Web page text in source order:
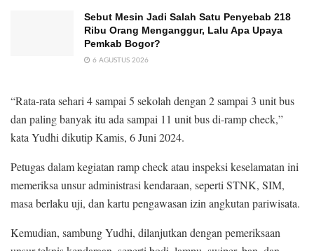
Sebut Mesin Jadi Salah Satu Penyebab 218
Ribu Orang Menganggur, Lalu Apa Upaya
Pemkab Bogor?
6 AGUSTUS 2026
“Rata-rata sehari 4 sampai 5 sekolah dengan 2 sampai 3 unit bus
dan paling banyak itu ada sampai 11 unit bus di-ramp check,”
kata Yudhi dikutip Kamis, 6 Juni 2024.
Petugas dalam kegiatan ramp check atau inspeksi keselamatan ini
memeriksa unsur administrasi kendaraan, seperti STNK, SIM,
masa berlaku uji, dan kartu pengawasan izin angkutan pariwisata.
Kemudian, sambung Yudhi, dilanjutkan dengan pemeriksaan